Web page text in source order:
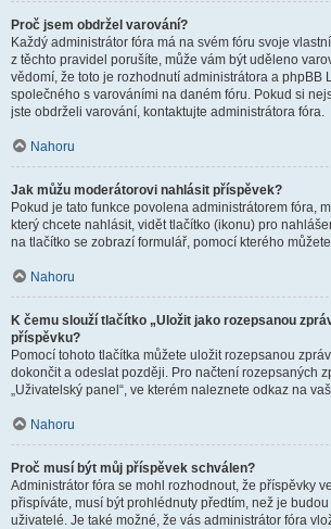
Proč jsem obdržel varování?
Každý administrátor fóra má na svém fóru svoje
z těchto pravidel porušíte, může vám být uděleno
vědomí, že toto je rozhodnutí administrátora a phpBB
společného s varováními na daném fóru. Pokud si
jste obdrželi varování, kontaktujte administrátora fóra.
Nahoru
Jak můžu moderátorovi nahlásit příspěvek?
Pokud je tato funkce povolena administrátorem fóra,
který chcete nahlásit, vidět tlačítko (ikonu) pro
na tlačítko se zobrazí formulář, pomocí kterého
Nahoru
K čemu slouží tlačítko „Uložit jako rozepsanou
příspěvku?
Pomocí tohoto tlačítka můžete uložit rozepsanou
dokončit a odeslat později. Pro načtení rozepsaných
„Uživatelský panel“, ve kterém naleznete odkaz na
Nahoru
Proč musí být můj příspěvek schválen?
Administrátor fóra se mohl rozhodnout, že příspěvky
přispíváte, musí být prohlédnuty předtím, než je
uživatelé. Je také možné, že vás administrátor fóra